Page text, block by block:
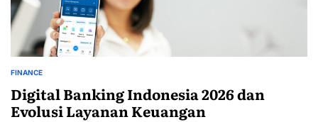
POSTED
FINANCE
Digital Banking Indonesia 2026 dan
Evolusi Layanan Keuangan